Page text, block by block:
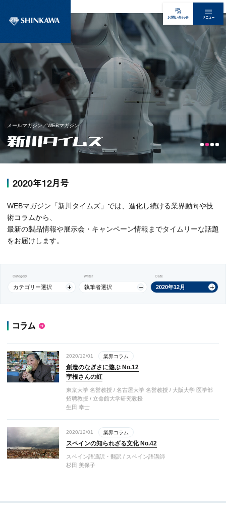
お問い合わせ メニュー
メールマガジン／WEBマガジン
2020年12月号
WEBマガジン「新川タイムズ」では、進化し続ける業界動向や技
術コラムから、
最新の製品情報や展示会・キャンペーン情報までタイムリーな話題
をお届けします。
Category
カテゴリー選択
Writer
執筆者選択
Date
2020年12月
コラム
2020/12/01 業界コラム
創造のなぎさに遊ぶ No.12
宇根さんの虹
東京大学 名誉教授 / 名古屋大学 名誉教授 / 大阪大学 医学部
招聘教授 / 立命館大学研究教授
生田 幸士
2020/12/01 業界コラム
スペインの知られざる文化 No.42
スペイン語通訳・翻訳 / スペイン語講師
杉田 美保子